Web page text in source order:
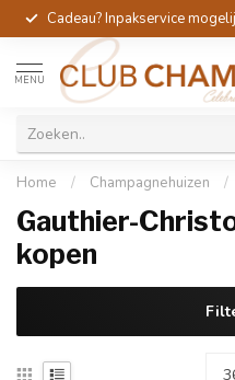
Cadeau? Inpakservice
MENU
Home / Champagnehuizen /
Gauthier-
kopen